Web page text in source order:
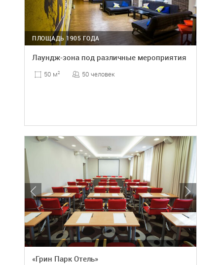
ПЛОЩАДЬ 1905 ГОДА
Лаундж-зона под различные мероприятия
50 м2 50 человек
«Грин Парк Отель»